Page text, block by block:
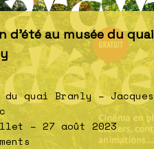
d’été au musée du quai
du quai Branly – Jacques
– 27 août 2023